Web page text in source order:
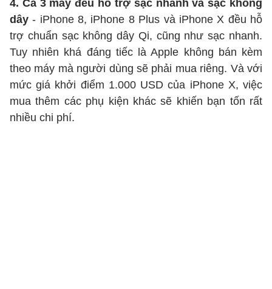
4. Cả 3 máy đều hỗ trợ sạc nhanh và sạc không
dây - iPhone 8, iPhone 8 Plus và iPhone X đều hỗ
trợ chuẩn sạc không dây Qi, cũng như sạc nhanh.
Tuy nhiên khá đáng tiếc là Apple không bán kèm
theo máy mà người dùng sẽ phải mua riêng. Và với
mức giá khởi điểm 1.000 USD của iPhone X, việc
mua thêm các phụ kiện khác sẽ khiến bạn tốn rất
nhiều chi phí.